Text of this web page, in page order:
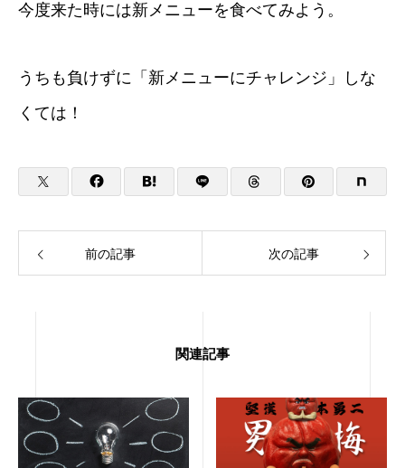
今度来た時には新メニューを食べてみよう。
うちも負けずに「新メニューにチャレンジ」しな
くては！
前の記事 次の記事
関連記事